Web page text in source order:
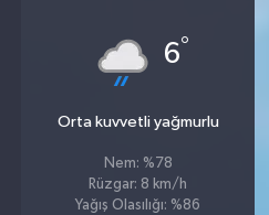
6°
Orta kuvvetli yağmurlu
Nem: %78
Rüzgar: 8 km/h
Yağış Olasılığı: %86